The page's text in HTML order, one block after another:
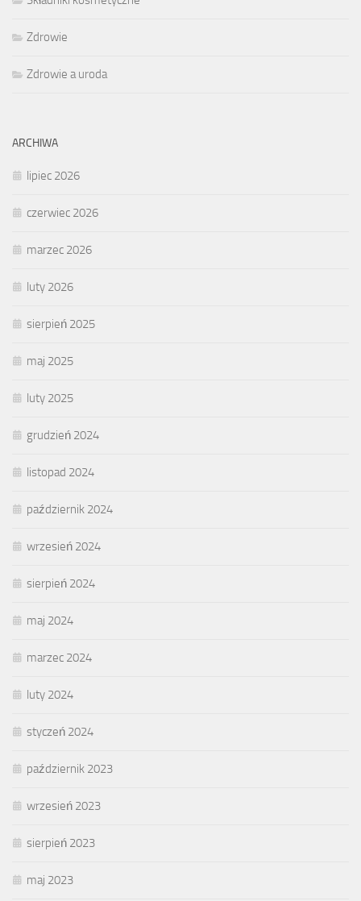
Zdrowie
Zdrowie a uroda
ARCHIWA
lipiec 2026
czerwiec 2026
marzec 2026
luty 2026
sierpień 2025
maj 2025
luty 2025
grudzień 2024
listopad 2024
październik 2024
wrzesień 2024
sierpień 2024
maj 2024
marzec 2024
luty 2024
styczeń 2024
październik 2023
wrzesień 2023
sierpień 2023
maj 2023